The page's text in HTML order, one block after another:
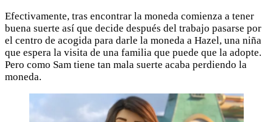
Efectivamente, tras encontrar la moneda comienza a tener
buena suerte así que decide después del trabajo pasarse por
el centro de acogida para darle la moneda a Hazel, una niña
que espera la visita de una familia que puede que la adopte.
Pero como Sam tiene tan mala suerte acaba perdiendo la
moneda.